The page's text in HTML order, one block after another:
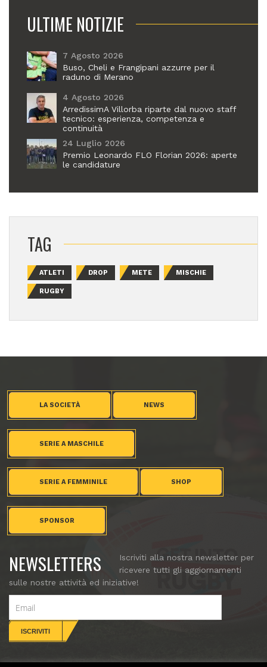
ULTIME NOTIZIE
7 Agosto 2026
Buso, Cheli e Frangipani azzurre per il
raduno di Merano
4 Agosto 2026
ArredissimA Villorba riparte dal nuovo staff
tecnico: esperienza, competenza e
continuità
24 Luglio 2026
Premio Leonardo FLO Florian 2026: aperte
le candidature
TAG
ATLETI DROP METE MISCHIE
RUGBY
LA SOCIETÀ NEWS
SERIE A MASCHILE
SERIE A FEMMINILE SHOP
SPONSOR
NEWSLETTERS
Iscriviti alla nostra newsletter per
ricevere tutti gli aggiornamenti
sulle nostre attività ed iniziative!